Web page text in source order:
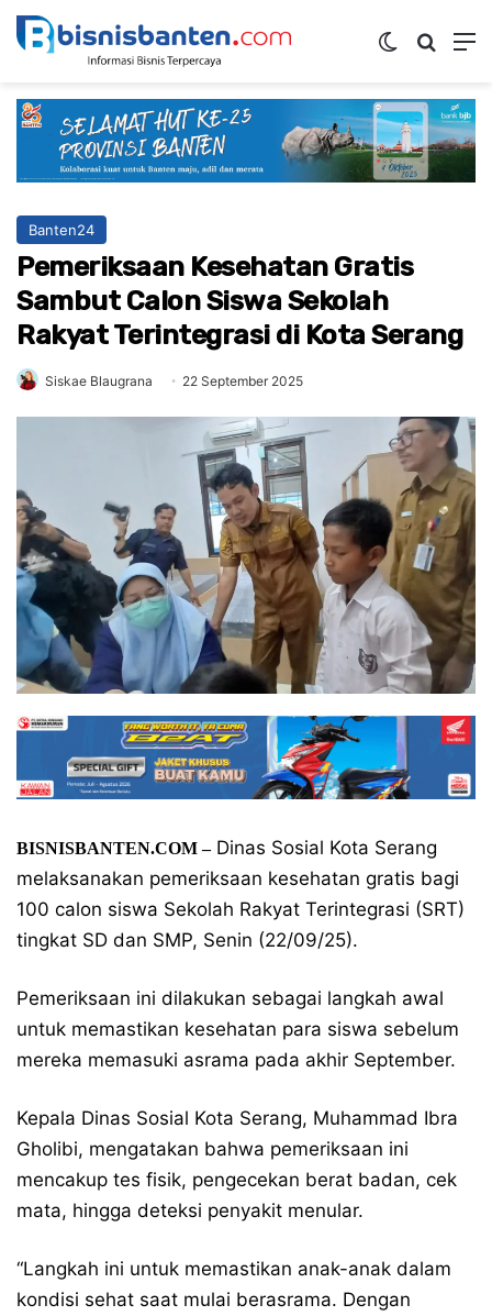
Switch skin
Banten24
Pemeriksaan Kesehatan Gratis
Sambut Calon Siswa Sekolah
Rakyat Terintegrasi di Kota Serang
Siskae Blaugrana 22 September 2025
BISNISBANTEN.COM–Dinas Sosial Kota Serang
melaksanakan pemeriksaan kesehatan gratis bagi
100 calon siswa Sekolah Rakyat Terintegrasi (SRT)
tingkat SD dan SMP, Senin (22/09/25).
Pemeriksaan ini dilakukan sebagai langkah awal
untuk memastikan kesehatan para siswa sebelum
mereka memasuki asrama pada akhir September.
Kepala Dinas Sosial Kota Serang, Muhammad Ibra
Gholibi, mengatakan bahwa pemeriksaan ini
mencakup tes fisik, pengecekan berat badan, cek
mata, hingga deteksi penyakit menular.
“Langkah ini untuk memastikan anak-anak dalam
kondisi sehat saat mulai berasrama. Dengan